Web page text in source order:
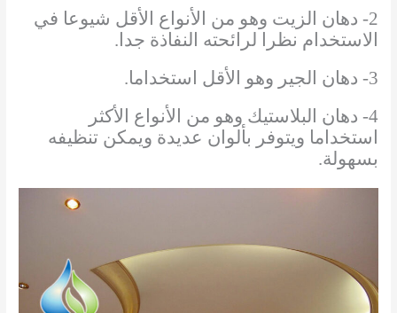
2- دهان الزيت وهو من الأنواع الأقل شيوعا في
الاستخدام نظرا لرائحته النفاذة جدا.
3- دهان الجير وهو الأقل استخداما.
4- دهان البلاستيك وهو من الأنواع الأكثر
استخداما ويتوفر بألوان عديدة ويمكن تنظيفه
بسهولة.